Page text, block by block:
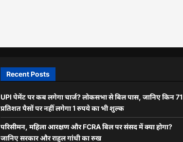
Recent Posts
UPI पेमेंट पर कब लगेगा चार्ज? लोकसभा से बिल पास, जानिए किन 71
प्रतिशत पैसों पर नहीं लगेगा 1 रुपये का भी शुल्क
परिसीमन, महिला आरक्षण और FCRA बिल पर संसद में क्या होगा?
जानिए सरकार और राहुल गांधी का रुख